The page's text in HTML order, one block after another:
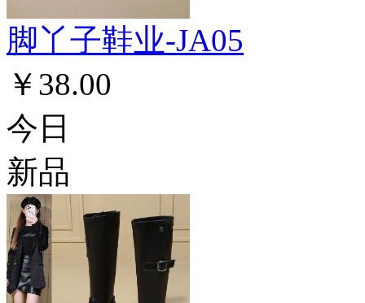
脚丫子鞋业-JA05
￥38.00
今日
新品